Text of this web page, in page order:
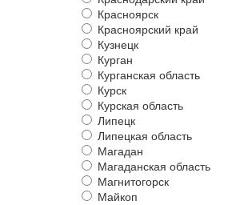
Красноярск
Красноярский край
Кузнецк
Курган
Курганская область
Курск
Курская область
Липецк
Липецкая область
Магадан
Магаданская область
Магнитогорск
Майкоп